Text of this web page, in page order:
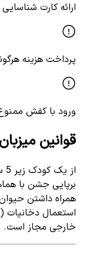
ارائه کارت
پرداخت هزینه
ورود با کفش
قوانین میزبان
از یک کودک زیر 5 سال هزینه دریافت نمی شود .
برپایی جشن با
همراه داشتن
استعمال
خارجی مجاز است.